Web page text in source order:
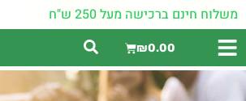
משלוח חינם ברכישה מעל 250 ש"ח
₪0.00